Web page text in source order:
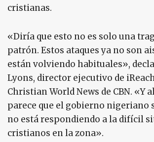
cristianas.
«Diría que esto no es solo una
patrón. Estos ataques ya no son
están volviendo habituales»,
Lyons, director ejecutivo de
Christian World News de CBN. «Y
parece que el gobierno nigeriano
no está respondiendo a la difícil
cristianos en la zona».